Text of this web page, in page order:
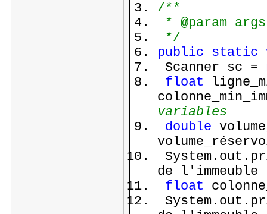
/**
* @param args
*/
public
static
Scanner sc =
float
variables
double
de
float